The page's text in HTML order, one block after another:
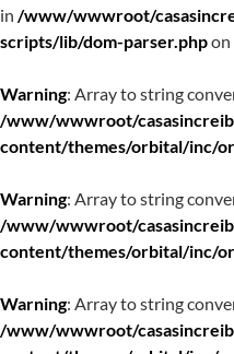
in /www/wwwroot/
scripts/lib/dom-parser.phpon
Warning: Array to string
/www/wwwroot/
content/themes/orbital/inc/
Warning: Array to string
/www/wwwroot/
content/themes/orbital/inc/
Warning: Array to string
/www/wwwroot/